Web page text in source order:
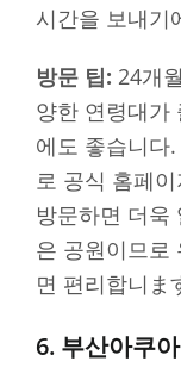
시간을 보내기
방문 팁: 24개
양한 연령대가
에도 좋습니다
로 공식 홈페
방문하면 더욱
은 공원이므로
면 편리합니ま
6. 부산아쿠